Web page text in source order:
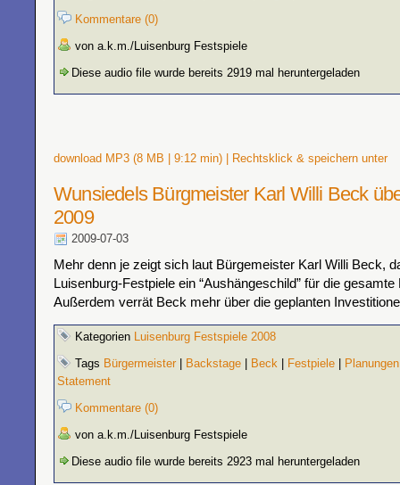
Kommentare (0)
von a.k.m./Luisenburg Festspiele
Diese audio file wurde bereits 2919 mal heruntergeladen
download MP3 (8 MB | 9:12 min) | Rechtsklick & speichern unter
Wunsiedels Bürgmeister Karl Willi Beck
2009
2009-07-03
Mehr denn je zeigt sich laut Bürgemeister Karl Willi Beck,
Luisenburg-Festpiele ein “Aushängeschild” für die gesamte
Außerdem verrät Beck mehr über die geplanten
Kategorien Luisenburg Festspiele 2008
Tags Bürgermeister Backstage Beck Festpiele Planungen
Statement
Kommentare (0)
von a.k.m./Luisenburg Festspiele
Diese audio file wurde bereits 2923 mal heruntergeladen